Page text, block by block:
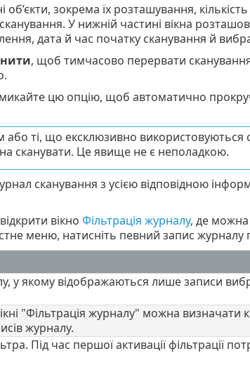
зокрема їх розташування,
сканування. У нижній частині вікна
дата й час початку сканування й
, щоб тимчасово перервати
цю опцію, щоб автоматично
ті, що ексклюзивно використовуються
сканувати. Це явище не є неполадкою.
сканування з усією відповідною
вікно Фільтрація журналу, де можна
меню, натисніть певний запис
у якому відображаються лише записи
"Фільтрація журналу" можна визначати
журналу.
Під час першої активації фільтрації